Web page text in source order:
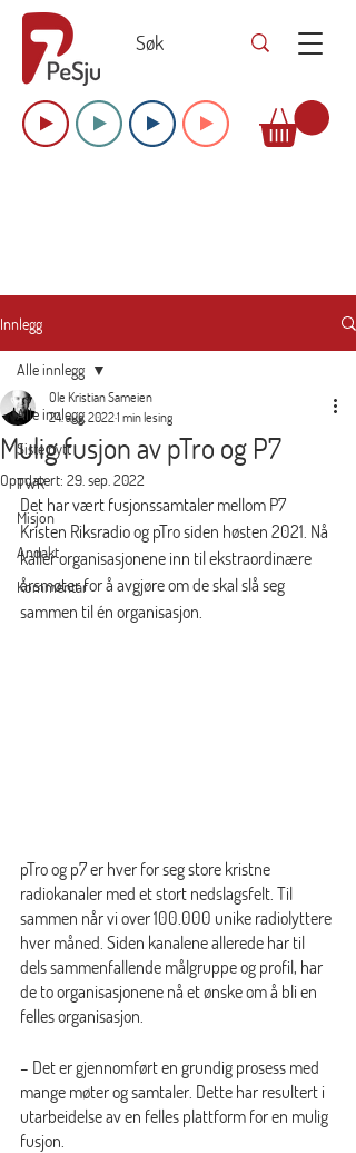
Innlegg
Alle innlegg
Siste nytt
TWR
Misjon
Andakt
Kommentar
Alle innlegg
Mulig fusjon av pTro og P7
Ole Kristian Sameien
24. aug. 20221 min lesing
Oppdatert: 29. sep. 2022
Det har vært fusjonssamtaler mellom P7
Kristen Riksradio og pTro siden høsten 2021. Nå
kaller organisasjonene inn til ekstraordinære
årsmøter for å avgjøre om de skal slå seg
sammen til én organisasjon.
pTro og p7 er hver for seg store kristne
radiokanaler med et stort nedslagsfelt. Til
sammen når vi over 100.000 unike radiolyttere
hver måned. Siden kanalene allerede har til
dels sammenfallende målgruppe og profil, har
de to organisasjonene nå et ønske om å bli en
felles organisasjon.
– Det er gjennomført en grundig prosess med
mange møter og samtaler. Dette har resultert i
utarbeidelse av en felles plattform for en mulig
fusjon.